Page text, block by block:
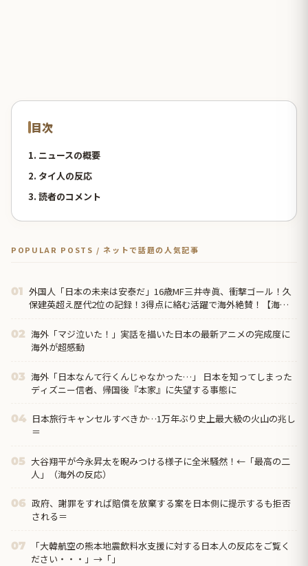
目次
1. ニュースの概要
2. タイ人の反応
3. 読者のコメント
POPULAR POSTS / ネットで話題の人気記事
01 外国人「日本の未来は安泰だ」16歳MF三井寺眞、衝撃ゴール！久
保建英超え歴代2位の記録！3得点に絡む活躍で海外絶賛！【海外
02 海外「マジ泣いた！」実話を描いた日本の最新アニメの完成度に
海外が超感動
03 海外「日本なんて行くんじゃなかった…」 日本を知ってしまった
ディズニー信者、帰国後『本家』に失望する事態に
04 日本旅行キャンセルすべきか…1万年ぶり史上最大級の火山の兆し
＝
05 大谷翔平が今永昇太を睨みつける様子に全米騒然！←「最高の二
人」（海外の反応）
06 政府、謝罪をすれば賠償を放棄する案を日本側に提示するも拒否
される＝
07
「大韓航空の熊本地震飲料水支援に対する日本人の反応をご覧く
ださい・・・」→「」